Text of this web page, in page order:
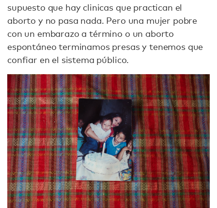
supuesto que hay clinicas que practican el
aborto y no pasa nada. Pero una mujer pobre
con un embarazo a término o un aborto
espontáneo terminamos presas y tenemos que
confiar en el sistema público.